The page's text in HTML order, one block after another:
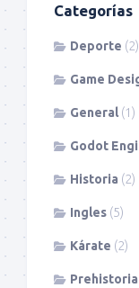
Categorías
Deporte (2)
Game
General(1)
Godot
Historia (2)
Ingles (5)
Kárate (2)
Prehistoria